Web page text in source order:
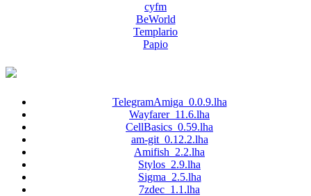
cyfm
BeWorld
Templario
Papio
TelegramAmiga_0.0.9.lha
Wayfarer_11.6.lha
CellBasics_0.59.lha
am-git_0.12.2.lha
Amifish_2.2.lha
Stylos_2.9.lha
Sigma_2.5.lha
7zdec_1.1.lha